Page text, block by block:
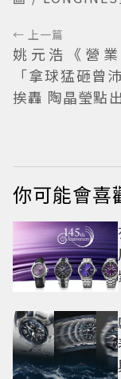
← 上一篇
姚元浩《營業
「拿球猛砸曾
挨轟 陶晶瑩點
你可能會喜